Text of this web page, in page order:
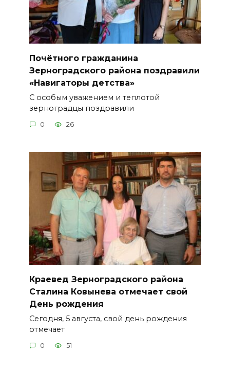
Почётного гражданина
Зерноградского района поздравили
«Навигаторы детства»
С особым уважением и теплотой
зерноградцы поздравили
0 26
Краевед Зерноградского района
Сталина Ковынева отмечает свой
День рождения
Сегодня, 5 августа, свой день рождения
отмечает
0 51